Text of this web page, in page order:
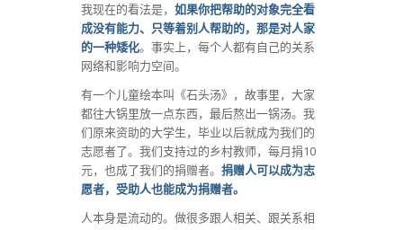
我现在的看法是， 如果你把帮助的对象完全看
成没有能力、只等着别人帮助的，那是对人家
的一种矮化。事实上，每个人都有自己的关系
网络和影响力空间。
有一个儿童绘本叫《石头汤》，故事里，大家
都往大锅里放一点东西，最后熬出一锅汤。我
们原来资助的大学生，毕业以后就成为我们的
志愿者了。我们支持过的乡村教师，每月捐10
元，也成了我们的捐赠者。 捐赠人可以成为志
愿者，受助人也能成为捐赠者。
人本身是流动的。做很多跟人相关、跟关系相